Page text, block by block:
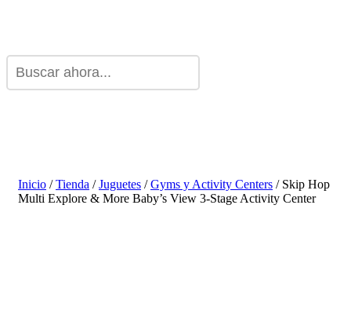
Inicio /Tienda /Juguetes /Gyms y Activity Centers / Skip Hop
Multi Explore & More Baby’s View 3-Stage Activity Center